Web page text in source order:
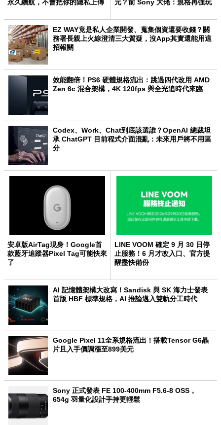
永久續航，不會把你的隱私上傳
元？前 Sony 大佬：規格再強玩
EZ WAY竟是私人企業開發、蒐集個資還要收錢？關
務署長親上火線澄清三大質疑，沒App其實還能用這
招報關
效能翻倍！PS6 硬體規格流出：跳過四代改用 AMD
Zen 6c 混合架構，4K 120fps 與全光追時代來臨
Codex、Work、Chat到底該選誰？OpenAI 總裁坦
承 ChatGPT 目前程式介面混亂：未來用戶將不用區
分
安卓版AirTag現身！Google首
款藍牙追蹤器Pixel Tag可能快來
了
LINE VOOM 確定 9 月 30 日停
止服務！6 月才改入口、官方提
醒盡快備份
AI 記憶體架構大改寫！Sandisk 與 SK 海力士發表
首版 HBF 標準規格，AI 推論邁入雙軌分工時代
Google Pixel 11全系規格流出！搭載Tensor G6晶
片且入手價調漲至899美元
Sony 正式發表 FE 100-400mm F5.6-8 OSS，
654g 羽量化設計手持更輕鬆